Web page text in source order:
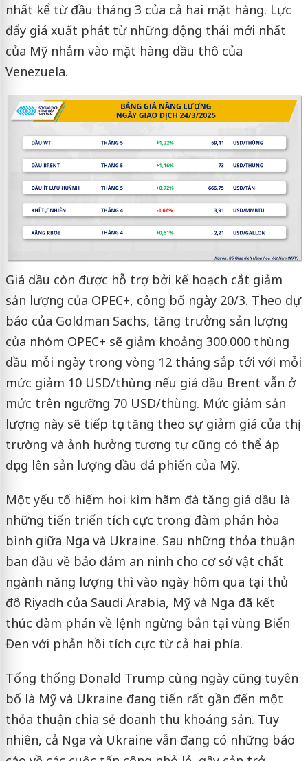
nhất kể từ đầu tháng 3 của cả hai mặt hàng. Lực
đẩy giá xuất phát từ những động thái mới nhất
của Mỹ nhắm vào mặt hàng dầu thô của
Venezuela.
Giá dầu còn được hỗ trợ bởi kế hoạch cắt giảm
sản lượng của OPEC+, công bố ngày 20/3. Theo dự
báo của Goldman Sachs, tăng trưởng sản lượng
của nhóm OPEC+ sẽ giảm khoảng 300.000 thùng
dầu mỗi ngày trong vòng 12 tháng sắp tới với mỗi
mức giảm 10 USD/thùng nếu giá dầu Brent vẫn ở
mức trên ngưỡng 70 USD/thùng. Mức giảm sản
lượng này sẽ tiếp tục tăng theo sự giảm giá của thị
trường và ảnh hưởng tương tự cũng có thể áp
dụng lên sản lượng dầu đá phiến của Mỹ.
Một yếu tố hiếm hoi kìm hãm đà tăng giá dầu là
những tiến triển tích cực trong đàm phán hòa
bình giữa Nga và Ukraine. Sau những thỏa thuận
ban đầu về bảo đảm an ninh cho cơ sở vật chất
ngành năng lượng thì vào ngày hôm qua tại thủ
đô Riyadh của Saudi Arabia, Mỹ và Nga đã kết
thúc đàm phán về lệnh ngừng bắn tại vùng Biển
Đen với phản hồi tích cực từ cả hai phía.
Tổng thống Donald Trump cùng ngày cũng tuyên
bố là Mỹ và Ukraine đang tiến rất gần đến một
thỏa thuận chia sẻ doanh thu khoáng sản. Tuy
nhiên, cả Nga và Ukraine vẫn đang có những báo